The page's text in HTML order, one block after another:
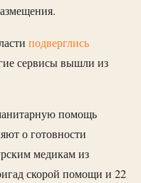
подверглись
сервисы вышли из
помощь
о готовности
медикам из
скорой помощи и 22